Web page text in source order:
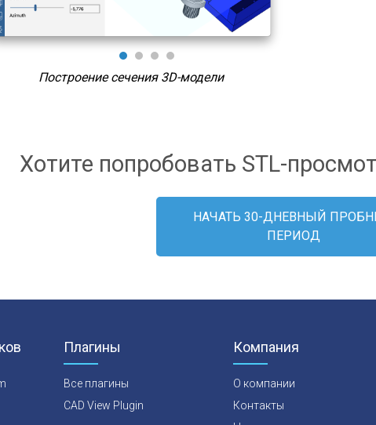
3D-сечение в CST CAD Navigator
Хотите попробовать STL-
НАЧАТЬ 30-ДНЕВНЫЙ
ПЕРИОД
Плагины
Все плагины
CAD View Plugin
Компания
О компании
Контакты